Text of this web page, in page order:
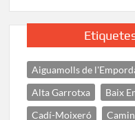
Aiguamolls de
Alta Garrotxa
Baix
Cadí-Moixeró